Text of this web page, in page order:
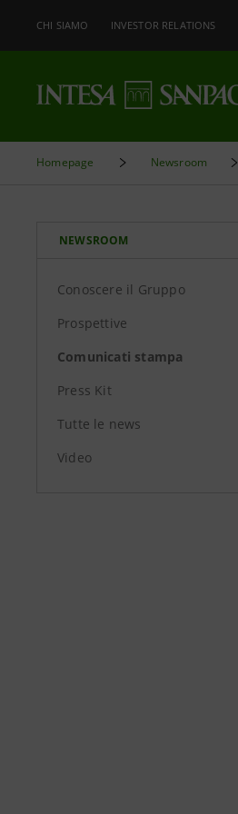
CHI SIAMO INVESTOR RELATIONS
Homepage Newsroom
NEWSROOM
Conoscere il Gruppo
Prospettive
Comunicati stampa
Press Kit
Tutte le news
Video